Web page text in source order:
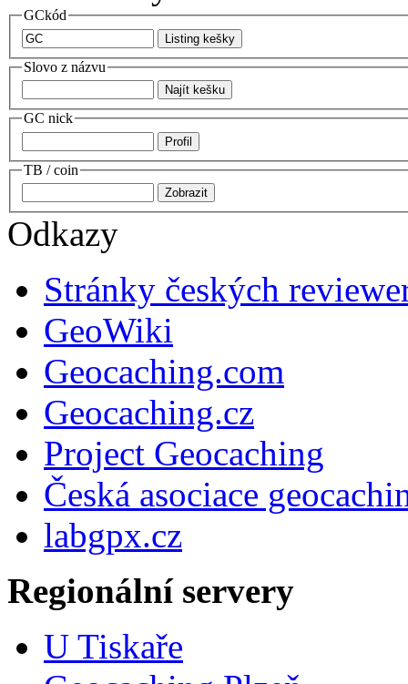
GCkód
Slovo z názvu
GC nick
TB / coin
Odkazy
Stránky českých
GeoWiki
Geocaching.com
Geocaching.cz
Project Geocaching
Česká asociace
labgpx.cz
Regionální servery
U Tiskaře